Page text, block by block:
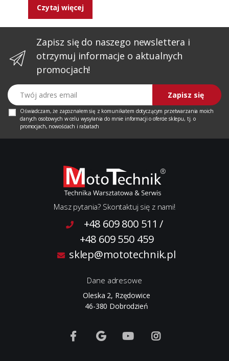
Czytaj więcej
Zapisz się do naszego newslettera i
otrzymuj informacje o aktualnych
promocjach!
Twój adres email
Zapisz się
Oświadczam, że zapoznałem się z komunikatem dotyczącym przetwarzania moich
danych osobowych w celu wysyłania do mnie informacji o ofercie sklepu, tj. o
promocjach, nowościach i rabatach
Masz pytania? Skontaktuj się z nami!
+48 609 800 511 /
+48 609 550 459
sklep@mototechnik.pl
Dane adresowe
Oleska 2, Rzędowice
46-380 Dobrodzień